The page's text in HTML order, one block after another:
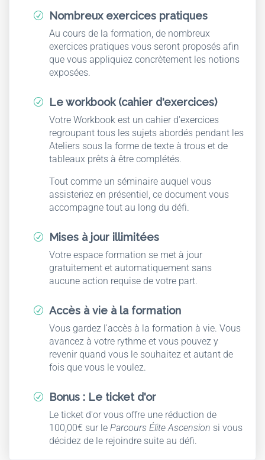
R Nombreux exercices pratiques
Au cours de la formation, de nombreux
exercices pratiques vous seront proposés afin
que vous appliquiez concrètement les notions
exposées.
R Le workbook (cahier d'exercices)
Votre Workbook est un cahier d'exercices
regroupant tous les sujets abordés pendant les
Ateliers sous la forme de texte à trous et de
tableaux prêts à être complétés.
Tout comme un séminaire auquel vous
assisteriez en présentiel, ce document vous
accompagne tout au long du défi.
R Mises à jour illimitées
Votre espace formation se met à jour
gratuitement et automatiquement sans
aucune action requise de votre part.​
R Accès à vie à la formation
Vous gardez l'accès à la formation à vie. Vous
avancez à votre rythme et vous pouvez y
revenir quand vous le souhaitez et autant de
fois que vous le voulez.
R Bonus : Le ticket d'or
Le ticket d'or vous offre une réduction de
100,00€ sur le Parcours Élite Ascension si vous
décidez de le rejoindre suite au défi.